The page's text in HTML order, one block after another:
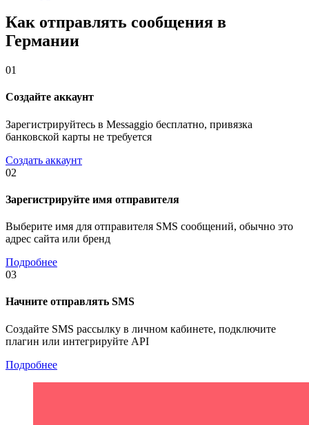
Как отправлять сообщения в
Германии
01
Создайте аккаунт
Зарегистрируйтесь в Messaggio бесплатно, привязка
банковской карты не требуется
Создать аккаунт
02
Зарегистрируйте имя отправителя
Выберите имя для отправителя SMS сообщений, обычно это
адрес сайта или бренд
Подробнее
03
Начните отправлять SMS
Создайте SMS рассылку в личном кабинете, подключите
плагин или интегрируйте API
Подробнее